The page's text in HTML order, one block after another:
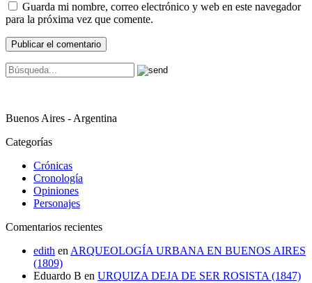
Guarda mi nombre, correo electrónico y web en este navegador
para la próxima vez que comente.
Buenos Aires - Argentina
Categorías
Crónicas
Cronología
Opiniones
Personajes
Comentarios recientes
edith en ARQUEOLOGÍA URBANA EN BUENOS AIRES
(1809)
Eduardo B en URQUIZA DEJA DE SER ROSISTA (1847)